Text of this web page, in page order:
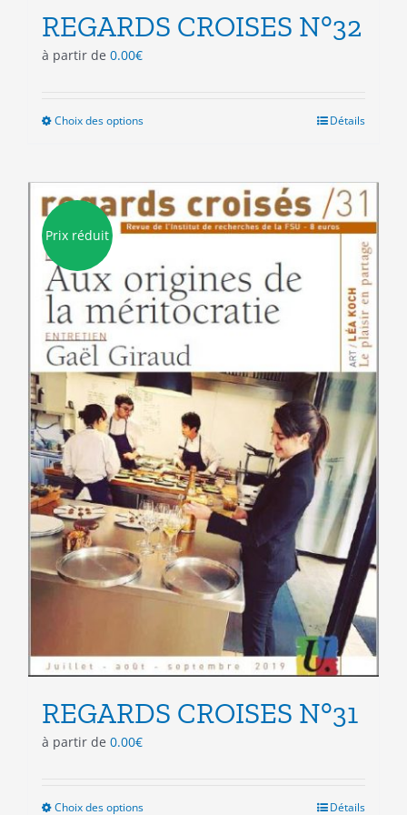
REGARDS CROISES N°32
à partir de 0.00€
Choix des optionsCe
plusieurs
variations.
Les
peuvent
être
choisies
sur
page
du
produit
Détails
Prix réduit
REGARDS CROISES N°31
à partir de 0.00€
Choix des optionsCe
Détails